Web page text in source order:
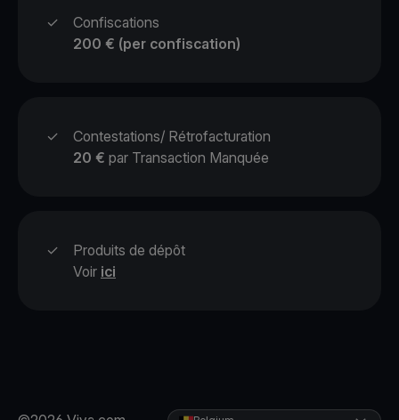
✓
Confiscations
200 € (per confiscation)
✓
Contestations/ Rétrofacturation
20 € par Transaction Manquée
✓
Produits de dépôt
Voir ici